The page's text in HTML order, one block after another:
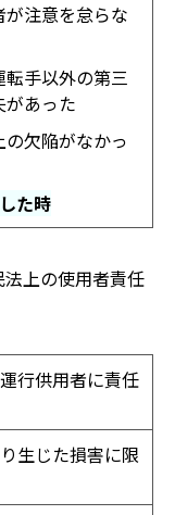
注意を怠らな
手以外の第三
あった
欠陥がなかっ
た時
上の使用者責任
行供用者に責任
生じた損害に限